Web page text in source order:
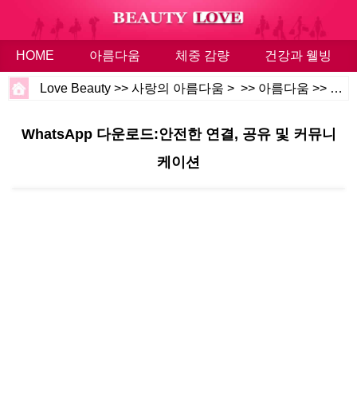
HOME 아름다움 체중 감량 건강과 웰빙
Love Beauty >>사랑의 아름다움 > >> 아름다움 >> 몸
WhatsApp 다운로드:안전한 연결, 공유 및 커뮤니
케이션